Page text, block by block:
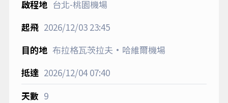
台北-桃園機場
2026/12/0323:45
布拉格瓦茨拉夫·哈維爾機場
2026/12/0407:40
9